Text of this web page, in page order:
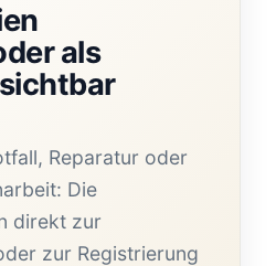
als
Reparatur oder
Die
direkt zur
zur Registrierung